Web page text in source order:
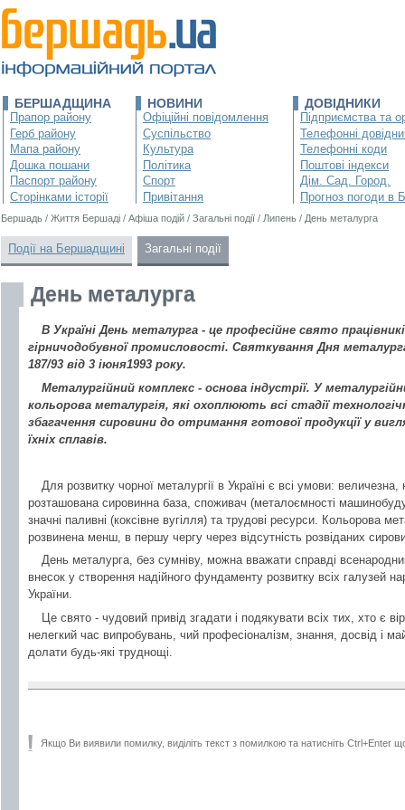
БЕРШАДЩИНА
Прапор району
Герб району
Мапа району
Дошка пошани
Паспорт району
Сторінками історії
НОВИНИ
Офіційні повідомлення
Суспільство
Культура
Політика
Спорт
Привітання
ДОВІДНИКИ
Підприємства та
Телефонні
Телефонні коди
Поштові індекси
Дім. Сад. Город.
Прогноз погоди в
Бершадь / Життя Бершаді / Афіша подій / Загальні події / Липень / День металурга
Події на Бершадщині Загальні події
День металурга
В Україні День металурга - це професійне свято
гірничодобувної промисловості. Святкування Дня
187/93 від 3 іюня1993 року.
Металургійний комплекс - основа індустрії. У
кольорова металургія, які охоплюють всі стадії
збагачення сировини до отримання готової продукції у
їхніх сплавів.
Для розвитку чорної металургії в Україні є всі умови: величезна,
розташована сировинна база, споживач (металоємності
значні паливні (коксівне вугілля) та трудові ресурси. Кольорова
розвинена менш, в першу чергу через відсутність розвіданих
День металурга, без сумніву, можна вважати справді
внесок у створення надійного фундаменту розвитку всіх галузей
України.
Це свято - чудовий привід згадати і подякувати всіх тих, хто є
нелегкий час випробувань, чий професіоналізм, знання, досвід і
долати будь-які труднощі.
Якщо Ви виявили помилку, виділіть текст з помилкою та натисніть Ctrl+Enter